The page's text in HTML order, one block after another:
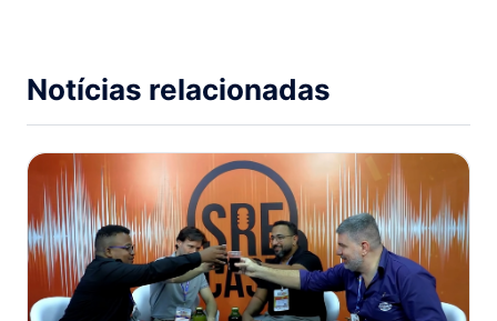
Notícias relacionadas